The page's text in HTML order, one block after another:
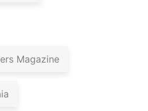
Magazine